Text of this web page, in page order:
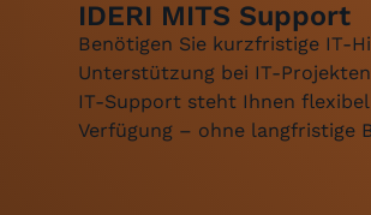
IDERI MITS Support
Benötigen Sie kurzfristige IT-
Unterstützung bei IT-
IT-Support steht Ihnen
Verfügung – ohne langfristige